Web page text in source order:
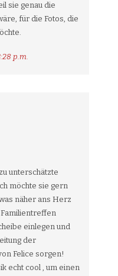
sie genau die
für die Fotos, die
p.m.
unterschätzte
möchte sie gern
näher ans Herz
Familientreffen
einlegen und
der
Felice sorgen!
echt cool , um einen